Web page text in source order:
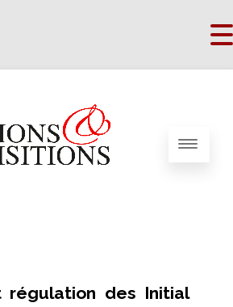
régulation des Initial